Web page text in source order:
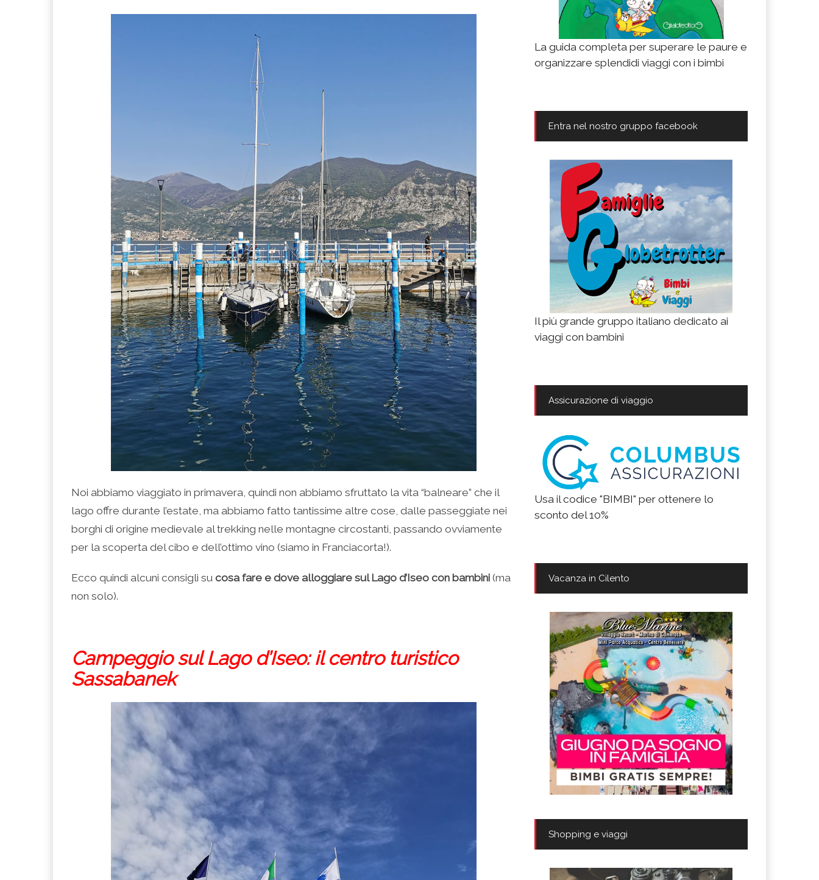
Noi abbiamo viaggiato in primavera, quindi non abbiamo sfruttato la vita “balneare” che il
lago offre durante l’estate, ma abbiamo fatto tantissime altre cose, dalle passeggiate nei
borghi di origine medievale al trekking nelle montagne circostanti, passando ovviamente
per la scoperta del cibo e dell’ottimo vino (siamo in Franciacorta!).
Ecco quindi alcuni consigli su cosa fare e dove alloggiare sul Lago d’Iseo con bambini (ma
non solo).
Campeggio sul Lago d’Iseo: il centro turistico
Sassabanek
La guida completa per superare le paure e
organizzare splendidi viaggi con i bimbi
Entra nel nostro gruppo facebook
Il più grande gruppo italiano dedicato ai
viaggi con bambini
Assicurazione di viaggio
Usa il codice "BIMBI" per ottenere lo
sconto del 10%
Vacanza in Cilento
Shopping e viaggi